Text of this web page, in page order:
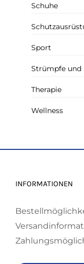
Schuhe
Sport
Strümpfe und
Therapie
Wellness
INFORMATIONEN